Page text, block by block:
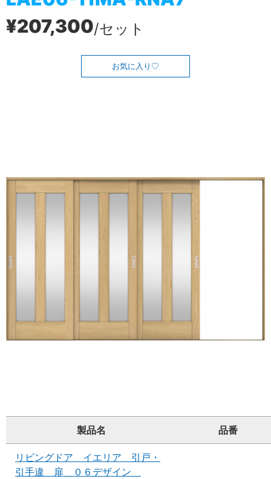
¥207,300/セット
お気に入り
製品名 品番
リビングドア イエリア 引戸・
引手違 扉 ０６デザイン